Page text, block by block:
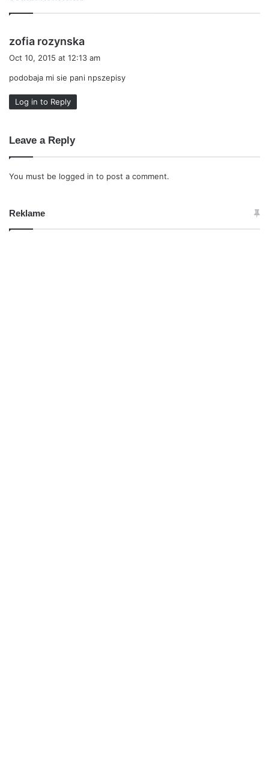
zofia rozynska
s
Oct 10, 2015 at 12:13 am
podobaja mi sie pani npszepisy
Log in to Reply
Leave a Reply
You must be logged in to post a comment.
Reklame